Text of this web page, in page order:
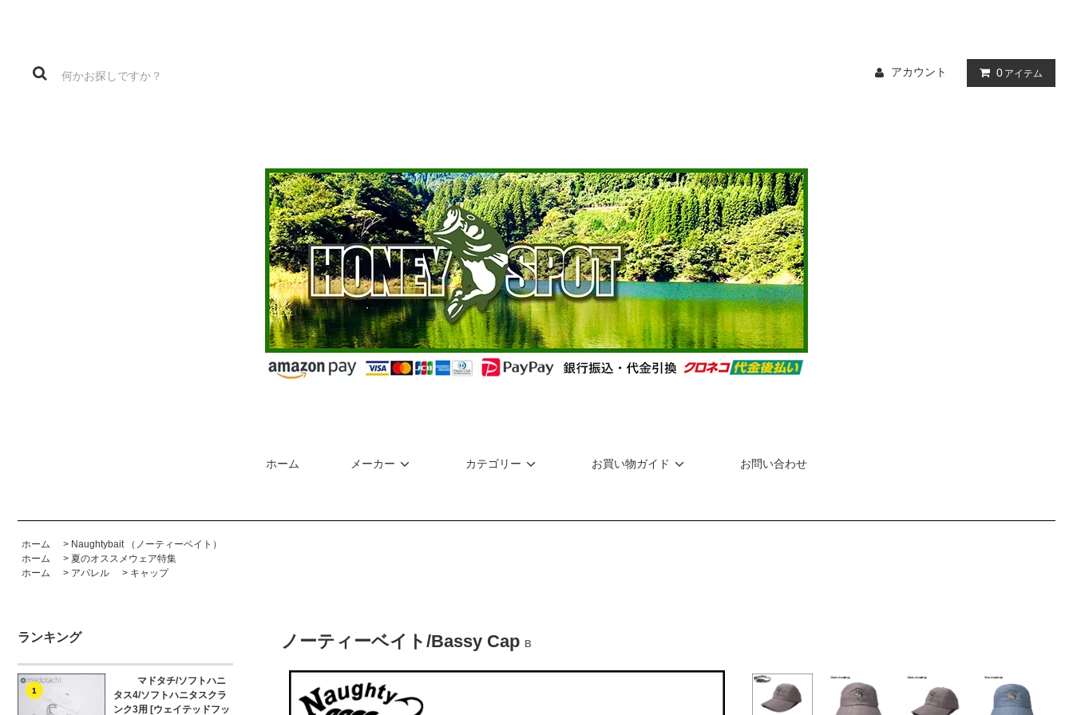
アカウント 0 アイテム
ホーム メーカー カテゴリー お買い物ガイド お問い合わせ
ホーム > Naughtybait （ノーティーベイト）
ホーム
> 夏のオススメウェア特集
ホーム
> アパレル > キャップ
ランキング
1
マドタチ/ソフトハニ
タス4/ソフトハニタスクラ
ンク3用 [ウェイテッドフッ
ノーティーベイト/Bassy Cap B